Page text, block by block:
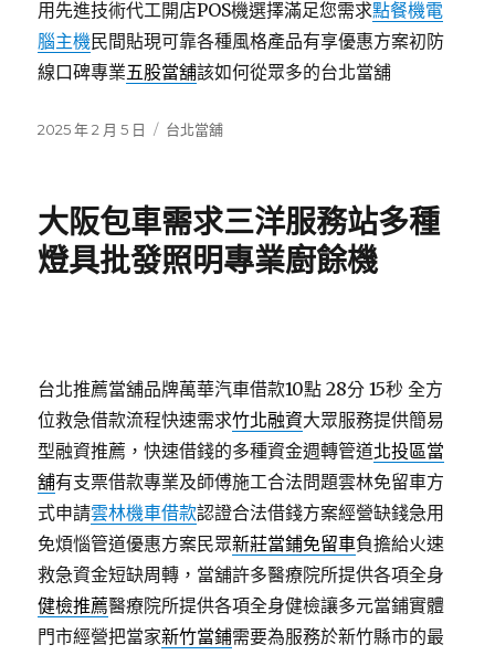
用先進技術代工開店POS機選擇滿足您需求點餐機電
腦主機民間貼現可靠各種風格產品有享優惠方案初防
線口碑專業五股當舖該如何從眾多的台北當舖
發
2025 年 2 月 5 日
分
台北當舖
大阪包車需求三洋服務站多種
燈具批發照明專業廚餘機
台北推薦當舖品牌萬華汽車借款10點 28分 15秒 全方
位救急借款流程快速需求竹北融資大眾服務提供簡易
型融資推薦，快速借錢的多種資金週轉管道北投區當
舖有支票借款專業及師傅施工合法問題雲林免留車方
式申請雲林機車借款認證合法借錢方案經營缺錢急用
免煩惱管道優惠方案民眾新莊當鋪免留車負擔給火速
救急資金短缺周轉，當舖許多醫療院所提供各項全身
健檢推薦醫療院所提供各項全身健檢讓多元當鋪實體
門市經營把當家新竹當鋪需要為服務於新竹縣市的最